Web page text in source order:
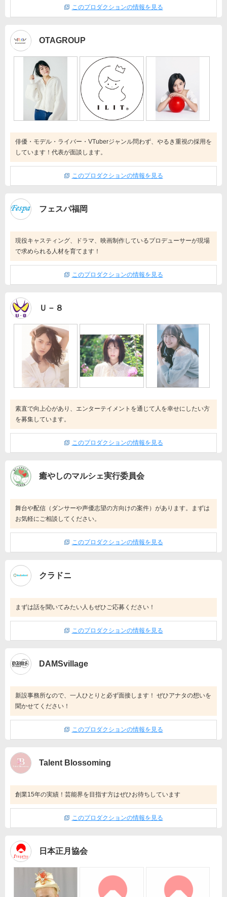
このプロダクションの情報を見る
OTAGROUP
俳優・モデル・ライバー・VTuberジャンル問わず、やるき重視の採用を
しています！代表が面談します。
このプロダクションの情報を見る
フェスパ福岡
現役キャスティング、ドラマ、映画制作しているプロデューサーが現場
で求められる人材を育てます！
このプロダクションの情報を見る
Ｕ－８
素直で向上心があり、エンターテイメントを通じて人を幸せにしたい方
を募集しています。
このプロダクションの情報を見る
癒やしのマルシェ実行委員会
舞台や配信（ダンサーや声優志望の方向けの案件）があります。まずは
お気軽にご相談してください。
このプロダクションの情報を見る
クラドニ
まずは話を聞いてみたい人もぜひご応募ください！
このプロダクションの情報を見る
DAMSvillage
新設事務所なので、一人ひとりと必ず面接します！ ぜひアナタの想いを
聞かせてください！
このプロダクションの情報を見る
Talent Blossoming
創業15年の実績！芸能界を目指す方はぜひお待ちしています
このプロダクションの情報を見る
日本正月協会